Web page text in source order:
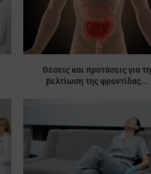
Θέσεις και προτάσεις για τη
βελτίωση της φροντίδας...